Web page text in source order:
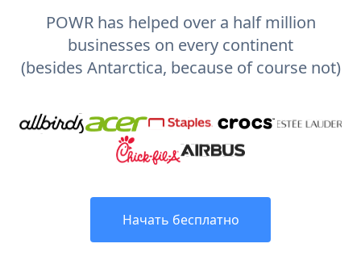
POWR has helped over a half million
businesses on every continent
(besides Antarctica, because of course not)
Начать бесплатно